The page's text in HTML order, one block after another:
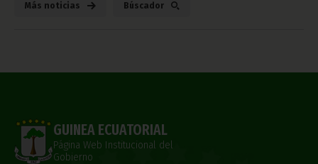
Más noticias Búscador
GUINEA ECUATORIAL
Página Web Institucional del
Gobierno